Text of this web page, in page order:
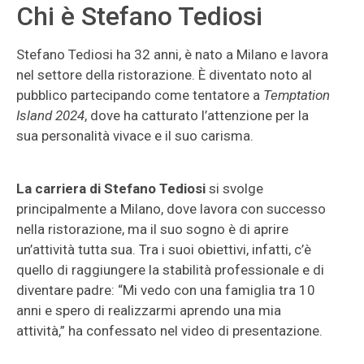
Chi è Stefano Tediosi
Stefano Tediosi ha 32 anni, è nato a Milano e lavora
nel settore della ristorazione. È diventato noto al
pubblico partecipando come tentatore a Temptation
Island 2024, dove ha catturato l’attenzione per la
sua personalità vivace e il suo carisma.
La carriera di Stefano Tediosi si svolge
principalmente a Milano, dove lavora con successo
nella ristorazione, ma il suo sogno è di aprire
un’attività tutta sua. Tra i suoi obiettivi, infatti, c’è
quello di raggiungere la stabilità professionale e di
diventare padre: “Mi vedo con una famiglia tra 10
anni e spero di realizzarmi aprendo una mia
attività,” ha confessato nel video di presentazione.